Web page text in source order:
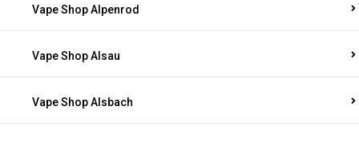
Vape Shop Alpenrod
Vape Shop Alsau
Vape Shop Alsbach